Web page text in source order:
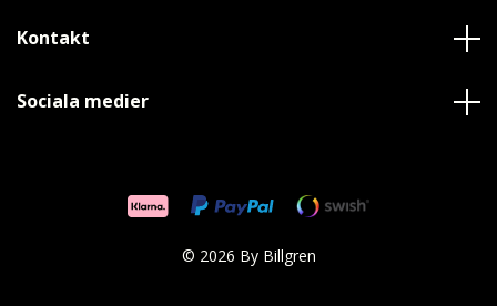
Kontakt
Sociala medier
© 2026 By Billgren